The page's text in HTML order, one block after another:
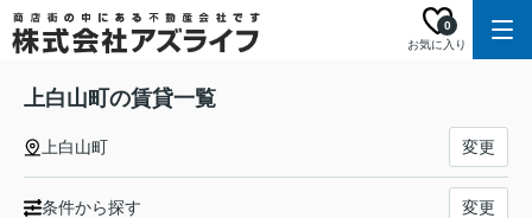
お気に入り
0
上白山町の賃貸一覧
上白山町 変更
条件から探す 変更